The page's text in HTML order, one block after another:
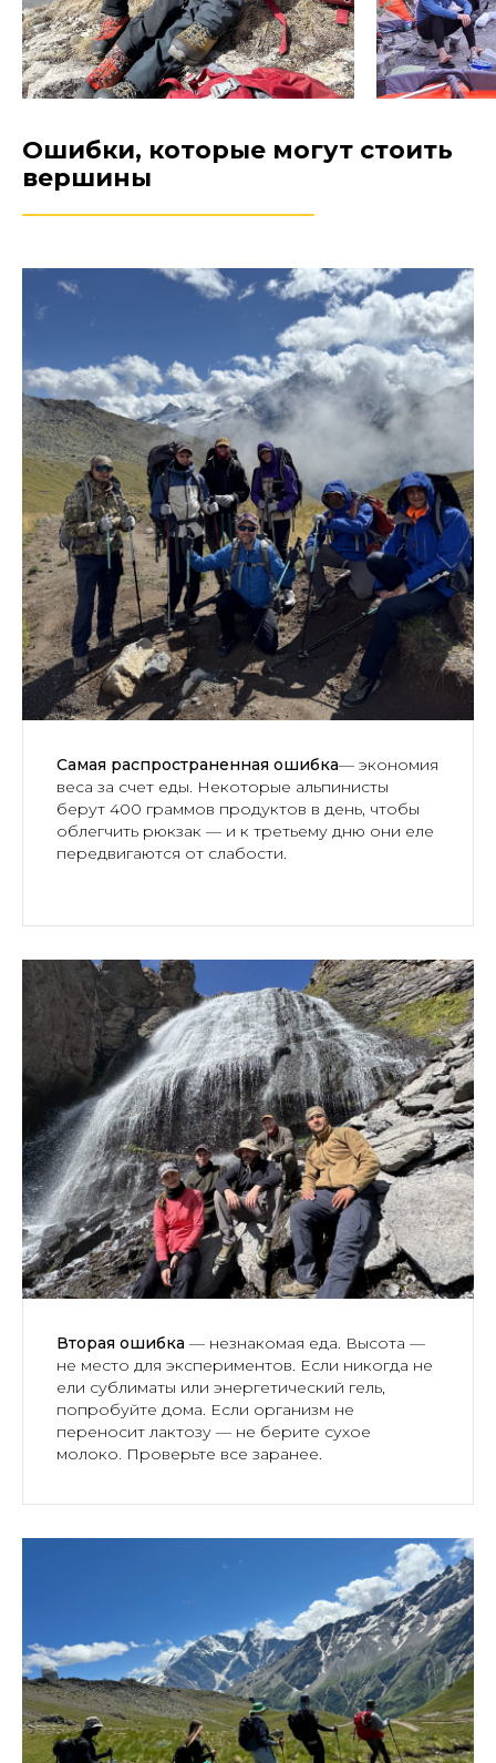
Ошибки, которые могут стоить
вершины
Самая распространенная ошибка— экономия
веса за счет еды. Некоторые альпинисты
берут 400 граммов продуктов в день, чтобы
облегчить рюкзак — и к третьему дню они еле
передвигаются от слабости.
Вторая ошибка — незнакомая еда. Высота —
не место для экспериментов. Если никогда не
ели сублиматы или энергетический гель,
попробуйте дома. Если организм не
переносит лактозу — не берите сухое
молоко. Проверьте все заранее.